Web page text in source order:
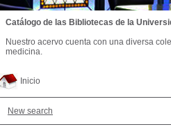
Inicio
New search
Catálogo de las Bibliotecas de la
Nuestro acervo cuenta con una diversa
medicina.